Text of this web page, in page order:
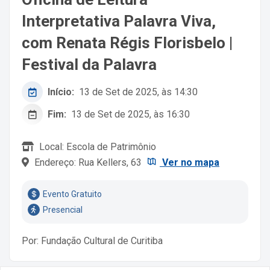
Interpretativa Palavra Viva,
com Renata Régis Florisbelo |
Festival da Palavra
Início: 13 de Set de 2025, às 14:30
Fim: 13 de Set de 2025, às 16:30
Local: Escola de Patrimônio
Endereço: Rua Kellers, 63
Ver no mapa
Evento Gratuito
Presencial
Por: Fundação Cultural de Curitiba